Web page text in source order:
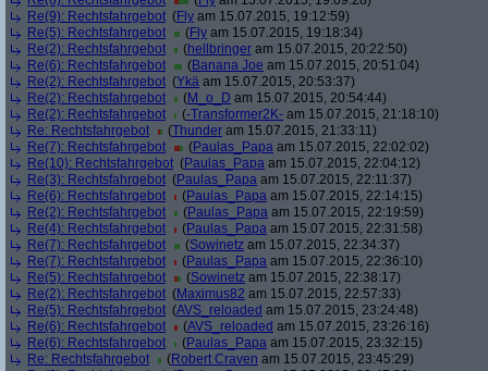
Re(9): Rechtsfahrgebot (Fly am 15.07.2015, 19:12:59)
Re(5): Rechtsfahrgebot
(Fly am 15.07.2015, 19:18:34)
Re(2): Rechtsfahrgebot
(hellbringer am 15.07.2015, 20:22:50)
Re(6): Rechtsfahrgebot
(Banana Joe am 15.07.2015, 20:51:04)
Re(2): Rechtsfahrgebot (Ykä am 15.07.2015, 20:53:37)
Re(2): Rechtsfahrgebot
(M_o_D am 15.07.2015, 20:54:44)
Re(2): Rechtsfahrgebot
(-Transformer2K- am 15.07.2015, 21:18:10)
Re: Rechtsfahrgebot
(Thunder am 15.07.2015, 21:33:11)
Re(7): Rechtsfahrgebot
(Paulas_Papa am 15.07.2015, 22:02:02)
Re(10): Rechtsfahrgebot (Paulas_Papa am 15.07.2015, 22:04:12)
Re(3): Rechtsfahrgebot (Paulas_Papa am 15.07.2015, 22:11:37)
Re(6): Rechtsfahrgebot
(Paulas_Papa am 15.07.2015, 22:14:15)
Re(2): Rechtsfahrgebot
(Paulas_Papa am 15.07.2015, 22:19:59)
Re(4): Rechtsfahrgebot
(Paulas_Papa am 15.07.2015, 22:31:58)
Re(7): Rechtsfahrgebot
(Sowinetz am 15.07.2015, 22:34:37)
Re(7): Rechtsfahrgebot
(Paulas_Papa am 15.07.2015, 22:36:10)
Re(5): Rechtsfahrgebot
(Sowinetz am 15.07.2015, 22:38:17)
Re(2): Rechtsfahrgebot (Maximus82 am 15.07.2015, 22:57:33)
Re(5): Rechtsfahrgebot (AVS_reloaded am 15.07.2015, 23:24:48)
Re(6): Rechtsfahrgebot
(AVS_reloaded am 15.07.2015, 23:26:16)
Re(6): Rechtsfahrgebot
(Paulas_Papa am 15.07.2015, 23:32:15)
Re: Rechtsfahrgebot
(Robert Craven am 15.07.2015, 23:45:29)